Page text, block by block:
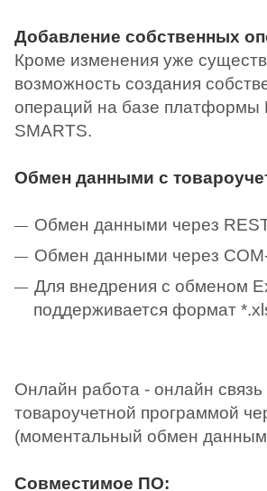
Добавление собственных
Кроме изменения уже
возможность создания
операций на базе платформы
SMARTS.
Обмен данными с
Обмен данными через
Обмен данными через
Для внедрения с обменом
поддерживается формат
Онлайн работа - онлайн связь
товароучетной программой
(моментальный обмен
Совместимое ПО: